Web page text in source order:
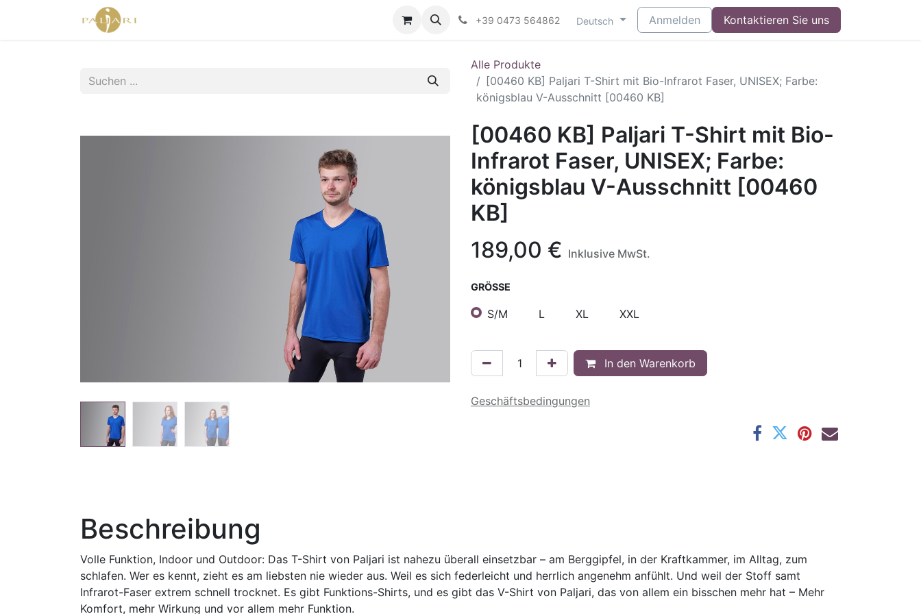
Kontaktieren Sie uns +39 0473 564862 Deutsch Anmelden Kontaktieren Sie uns
Alle Produkte
[00460 KB] Paljari T-Shirt mit Bio-Infrarot Faser, UNISEX; Farbe:
königsblau V-Ausschnitt [00460 KB]
[00460 KB] Paljari T-Shirt mit Bio-
Infrarot Faser, UNISEX; Farbe:
königsblau V-Ausschnitt [00460
KB]
189,00 € Inklusive MwSt.
GRÖSSE
S/M L XL XXL
In den Warenkorb
Geschäftsbedingungen
Beschreibung
Volle Funktion, Indoor und Outdoor: Das T-Shirt von Paljari ist nahezu überall einsetzbar – am Berggipfel, in der Kraftkammer, im Alltag, zum
schlafen. Wer es kennt, zieht es am liebsten nie wieder aus. Weil es sich federleicht und herrlich angenehm anfühlt. Und weil der Stoff samt
Infrarot-Faser extrem schnell trocknet. Es gibt Funktions-Shirts, und es gibt das V-Shirt von Paljari, das von allem ein bisschen mehr hat – Mehr
Komfort, mehr Wirkung und vor allem mehr Funktion.